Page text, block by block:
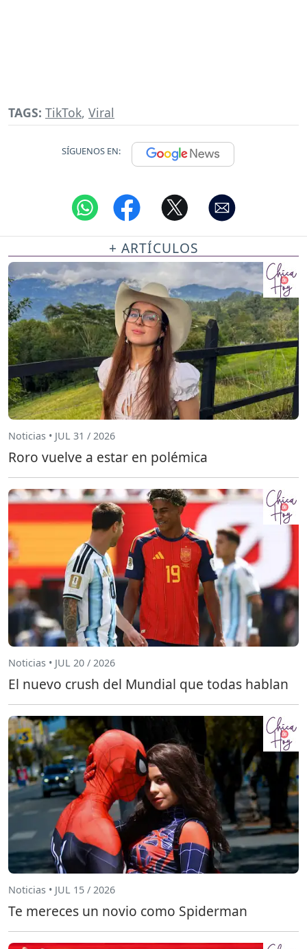
TAGS: TikTok, Viral
SÍGUENOS EN:
+ ARTÍCULOS
Noticias • JUL 31 / 2026
Roro vuelve a estar en polémica
Noticias • JUL 20 / 2026
El nuevo crush del Mundial que todas hablan
Noticias • JUL 15 / 2026
Te mereces un novio como Spiderman